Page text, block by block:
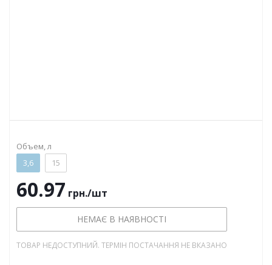
Объем, л
3,6
15
60.97 грн./шт
НЕМАЄ В НАЯВНОСТІ
ТОВАР НЕДОСТУПНИЙ. ТЕРМІН ПОСТАЧАННЯ НЕ ВКАЗАНО